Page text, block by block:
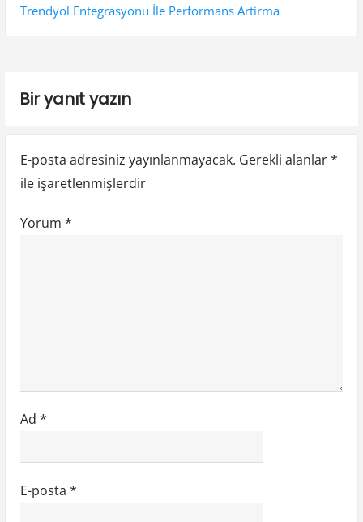
u
s
e
o
:
Trendyol Entegrasyonu İle Performans Artirma
Bir yanıt yazın
E-posta adresiniz yayınlanmayacak. Gerekli alanlar*
ile işaretlenmişlerdir
Yorum *
Ad *
E-posta *